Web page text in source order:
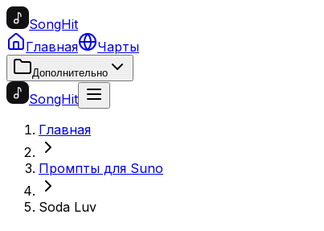
SongHit
Главная
Чарты
Дополнительно
SongHit
Главная
Промпты для Suno
Soda Luv